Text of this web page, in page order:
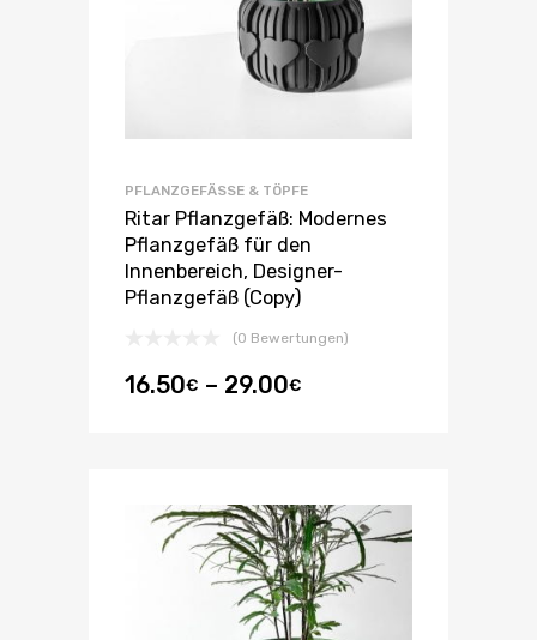
PFLANZGEFÄSSE & TÖPFE
Ritar Pflanzgefäß: Modernes
Pflanzgefäß für den
Innenbereich, Designer-
Pflanzgefäß (Copy)
(0 Bewertungen)
16.50€ – 29.00€